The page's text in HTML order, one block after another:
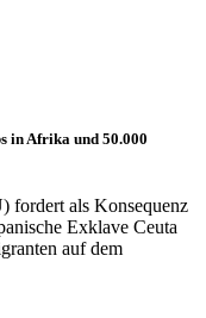
in Afrika und 50.000
fordert als Konsequenz
Exklave Ceuta
auf dem